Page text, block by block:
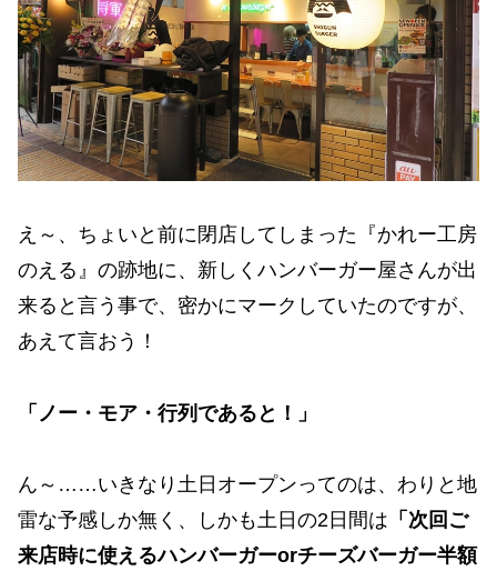
え～、ちょいと前に閉店してしまった『かれー工房
のえる』の跡地に、新しくハンバーガー屋さんが出
来ると言う事で、密かにマークしていたのですが、
あえて言おう！
「ノー・モア・行列であると！」
ん～……いきなり土日オープンってのは、わりと地
雷な予感しか無く、しかも土日の2日間は 「次回ご
来店時に使えるハンバーガーorチーズバーガー半額